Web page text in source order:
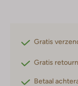
Gratis
Gratis
Betaal